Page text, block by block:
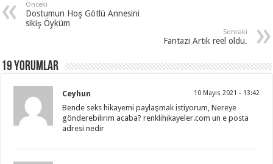
Önceki
Dostumun Hoş Götlü Annesini
sikiş Öyküm
Sonraki
Fantazi Artık reel oldu.
19 Yorumlar
Ceyhun 10 Mayıs 2021 - 13:42
Bende seks hikayemi paylaşmak istiyorum, Nereye
gönderebilirim acaba? renklihikayeler.com un e posta
adresi nedir